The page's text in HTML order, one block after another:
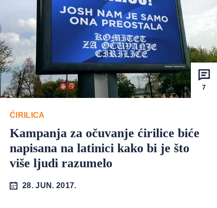
7
ĆIRILICA
Kampanja za očuvanje ćirilice biće
napisana na latinici kako bi je što
više ljudi razumelo
28. JUN. 2017.